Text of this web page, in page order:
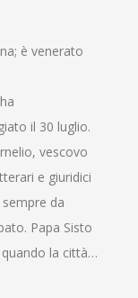
è venerato
il 30 luglio.
vescovo
e giuridici
da
Papa Sisto
la città…